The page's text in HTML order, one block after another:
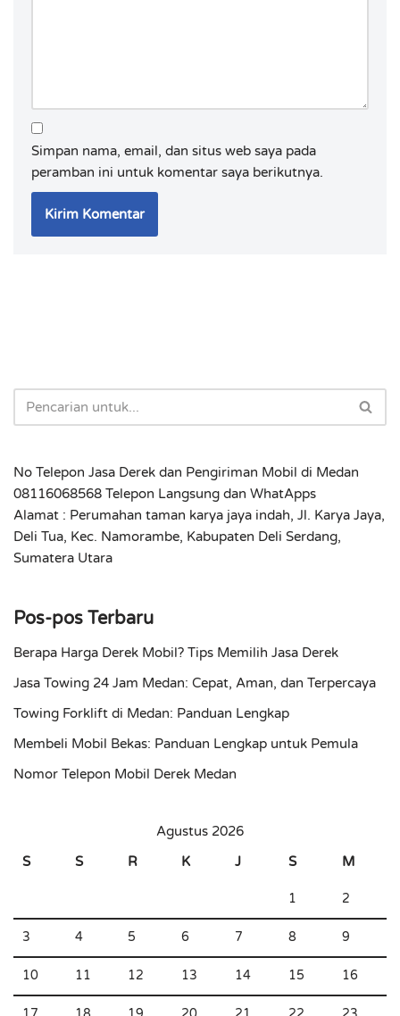
Simpan nama, email, dan situs web saya pada
peramban ini untuk komentar saya berikutnya.
No Telepon Jasa Derek dan Pengiriman Mobil di Medan
08116068568 Telepon Langsung dan WhatApps
Alamat : Perumahan taman karya jaya indah, Jl. Karya Jaya,
Deli Tua, Kec. Namorambe, Kabupaten Deli Serdang,
Sumatera Utara
Pos-pos Terbaru
Berapa Harga Derek Mobil? Tips Memilih Jasa Derek
Jasa Towing 24 Jam Medan: Cepat, Aman, dan Terpercaya
Towing Forklift di Medan: Panduan Lengkap
Membeli Mobil Bekas: Panduan Lengkap untuk Pemula
Nomor Telepon Mobil Derek Medan
Agustus 2026
S
S R K J S M
1 2
3 4 5 6 7 8 9
10 11 12 13 14 15 16